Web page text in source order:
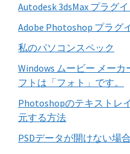
Autodesk 3dsMax プラグ
Adobe Photoshop プラグ
私のパソコンスペック
Windows ムービー メー
フトは「フォト」です。
Photoshopのテキストレ
元する方法
PSDデータが開けない場